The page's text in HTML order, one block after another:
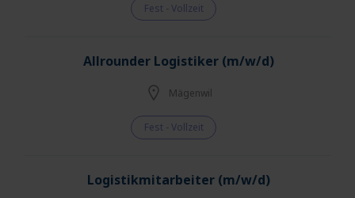
Fest - Vollzeit
Allrounder Logistiker (m/w/d)
Mägenwil
Fest - Vollzeit
Logistikmitarbeiter (m/w/d)